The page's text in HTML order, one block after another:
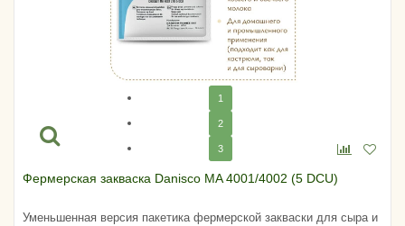
1
2
3
Фермерская закваска Danisco MA 4001/4002 (5 DCU)
Уменьшенная версия пакетика фермерской закваски для сыра и